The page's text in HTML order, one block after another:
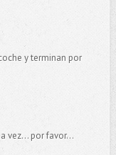
y terminan por
vez... por favor...